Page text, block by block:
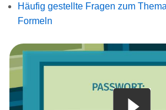
Häufig gestellte Fragen zum
Formeln